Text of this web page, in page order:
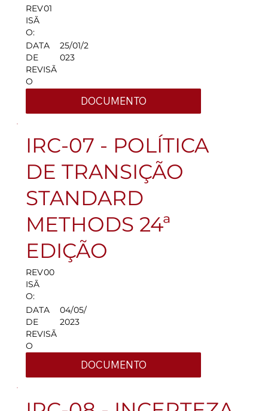
REV
ISÃ
O:
01
DATA
DE
REVISÃ
O
25/01/2
023
DOCUMENTO
IRC-07 - POLÍTICA
DE TRANSIÇÃO
STANDARD
METHODS 24ª
EDIÇÃO
REV
ISÃ
O:
00
DATA
DE
REVISÃ
O
04/05/
2023
DOCUMENTO